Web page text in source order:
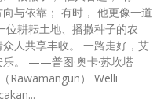
与依靠； 有时， 他更像一道
位耕耘土地、播撒种子的农
人共享丰收。 一路走好，艾
。 ——普图·奥卡·苏坎塔
Rawamangun） Welli